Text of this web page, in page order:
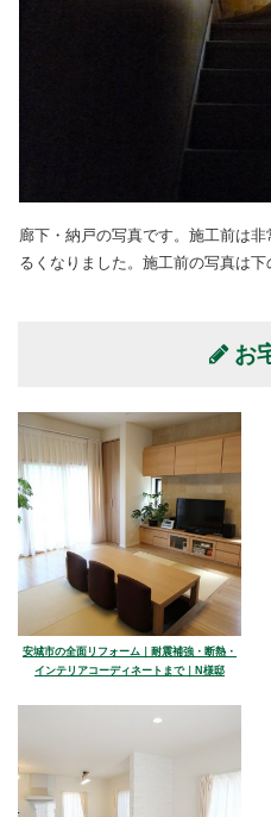
廊下・納戸の写真です。施工前は
るくなりました。施工前の写真は下
お
安城市の全面リフォーム｜耐震補強・断熱・
インテリアコーディネートまで｜N様邸